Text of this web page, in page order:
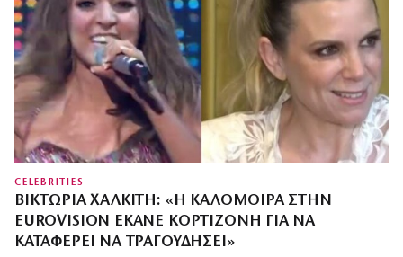
CELEBRITIES
ΒΙΚΤΏΡΙΑ ΧΑΛΚΊΤΗ: «Η ΚΑΛΟΜΟΊΡΑ ΣΤΗΝ
EUROVISION ΈΚΑΝΕ ΚΟΡΤΙΖΌΝΗ ΓΙΑ ΝΑ
ΚΑΤΑΦΈΡΕΙ ΝΑ ΤΡΑΓΟΥΔΉΣΕΙ»